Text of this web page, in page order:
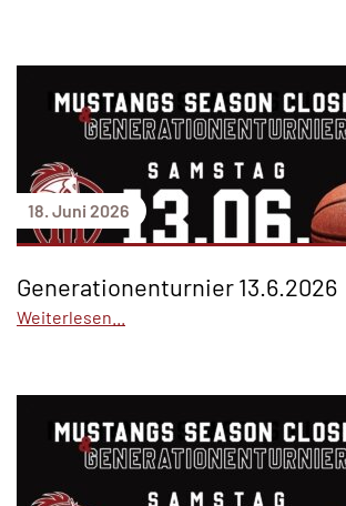
18. Juni 2026
Generationenturnier 13.6.2026
Weiterlesen...